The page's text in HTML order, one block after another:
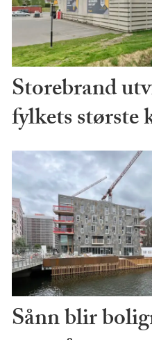
Storebrand
fylkets største
Sånn blir